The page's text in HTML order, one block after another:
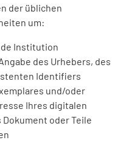
der üblichen
um:
Institution
des Urhebers, des
Identifiers
und/oder
Ihres digitalen
Dokument oder Teile